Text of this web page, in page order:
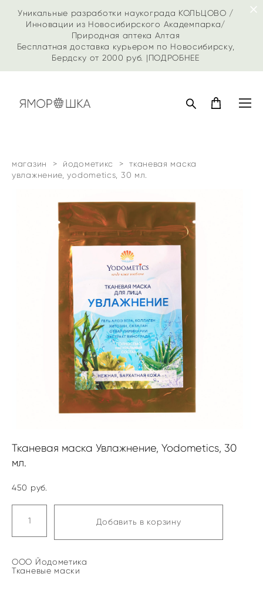
Уникальные разработки наукограда КОЛЬЦОВО /
Инновации из Новосибирского Академпарка/
Природная аптека Алтая
Бесплатная доставка курьером по Новосибирску,
Бердску от 2000 руб. |ПОДРОБНЕЕ
магазин > йодометикс > тканевая маска
увлажнение, yodometics, 30 мл.
Тканевая маска Увлажнение, Yodometics, 30
мл.
450 pуб.
Добавить в корзину
ООО Йодометика
Тканевые маски